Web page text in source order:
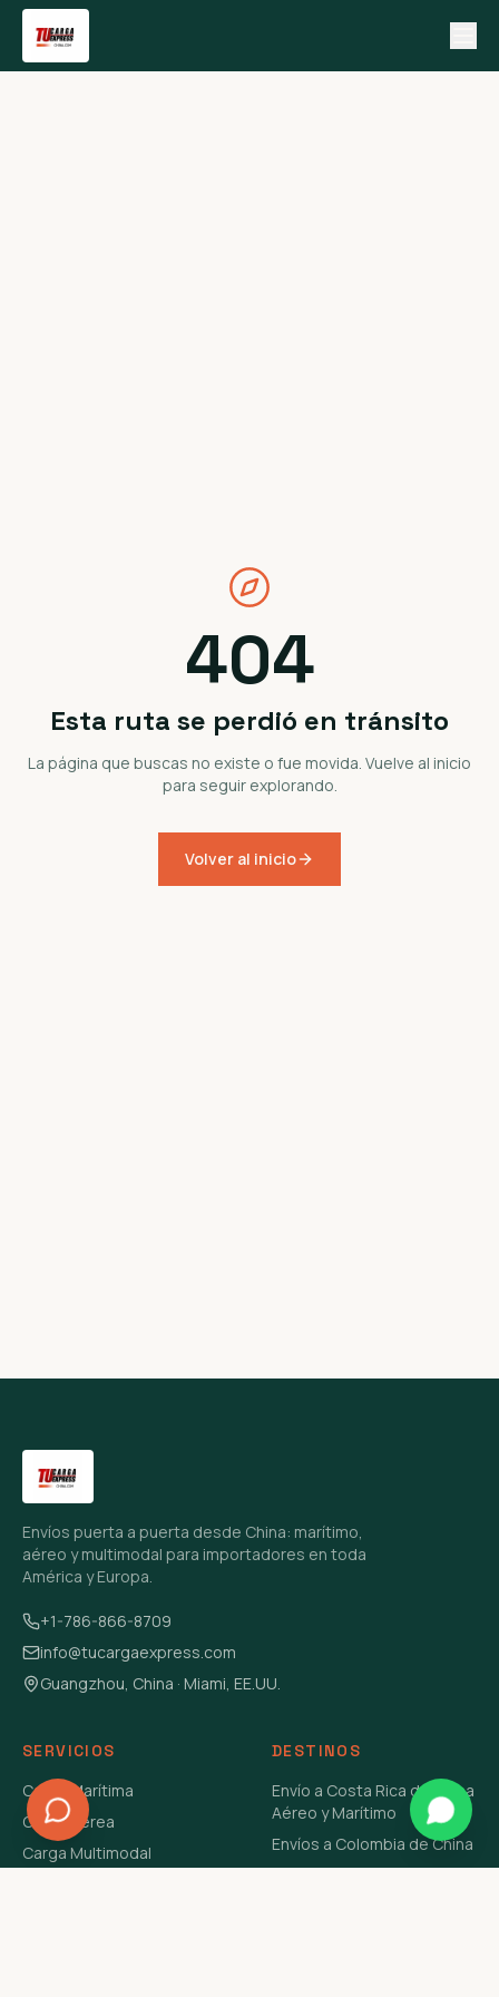
404
Esta ruta se perdió en tránsito
La página que buscas no existe o fue movida. Vuelve al inicio
para seguir explorando.
Volver al inicio
Envíos puerta a puerta desde China: marítimo,
aéreo y multimodal para importadores en toda
América y Europa.
+1-786-866-8709
info@tucargaexpress.com
Guangzhou, China · Miami, EE.UU.
SERVICIOS
Carga Marítima
Carga Aérea
Carga Multimodal
DESTINOS
Envío a Costa Rica de China
Aéreo y Marítimo
Envíos a Colombia de China